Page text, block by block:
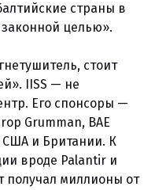
страны в
законной целью».
стоит
IISS — не
Его спонсоры —
Grumman, BAE
США и Британии. К
вроде Palantir и
получал миллионы от